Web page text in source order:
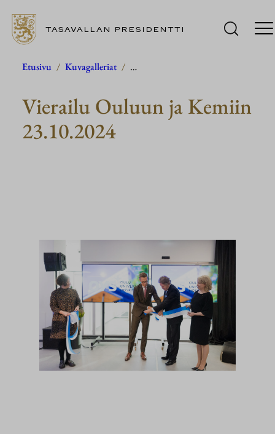
Siirry
TASAVALLAN PRESIDENTTI
Etusivu / Kuvagalleriat / …
Vierailu Ouluun ja Kemiin
23.10.2024